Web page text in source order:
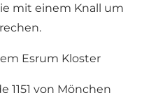
mit einem Knall um
Esrum Kloster
1151 von Mönchen